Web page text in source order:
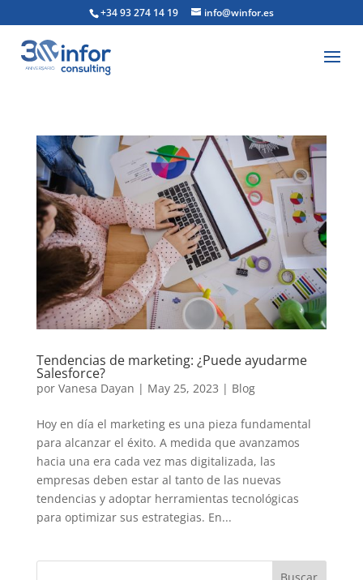
+34 93 274 14 19 info@winfor.es
Tendencias de marketing: ¿Puede ayudarme
Salesforce?
por Vanesa Dayan | May 25, 2023 | Blog
Hoy en día el marketing es una pieza fundamental
para alcanzar el éxito. A medida que avanzamos
hacia una era cada vez mas digitalizada, las
empresas deben estar al tanto de las nuevas
tendencias y adoptar herramientas tecnológicas
para optimizar sus estrategias. En...